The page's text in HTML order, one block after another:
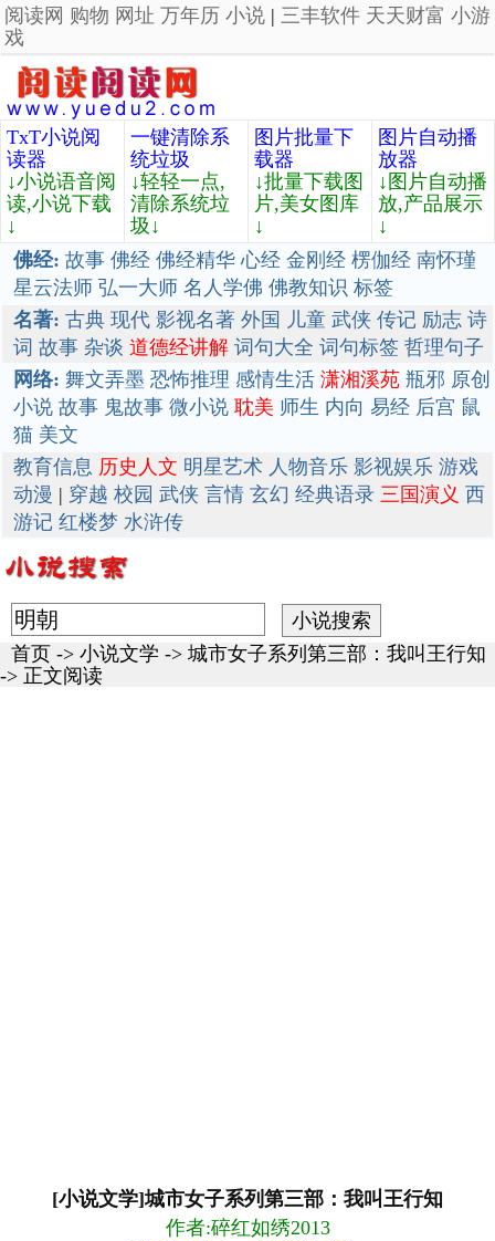
阅读网 购物 网址 万年历 小说 | 三丰软件 天天财富 小游
戏
TxT小说阅
读器
↓小说语音阅
读,小说下载
↓
一键清除系
统垃圾
↓轻轻一点,
清除系统垃
圾↓
图片批量下
载器
↓批量下载图
片,美女图库
↓
图片自动播
放器
↓图片自动播
放,产品展示
↓
佛经: 故事 佛经 佛经精华 心经 金刚经 楞伽经 南怀瑾
星云法师 弘一大师 名人学佛 佛教知识 标签
名著: 古典 现代 影视名著 外国 儿童 武侠 传记 励志 诗
词 故事 杂谈 道德经讲解 词句大全 词句标签 哲理句子
网络: 舞文弄墨 恐怖推理 感情生活 潇湘溪苑 瓶邪 原创
小说 故事 鬼故事 微小说 耽美 师生 内向 易经 后宫 鼠
猫 美文
教育信息 历史人文 明星艺术 人物音乐 影视娱乐 游戏
动漫 | 穿越 校园 武侠 言情 玄幻 经典语录 三国演义 西
游记 红楼梦 水浒传
首页 -> 小说文学 -> 城市女子系列第三部：我叫王行知
-> 正文阅读
[小说文学]城市女子系列第三部：我叫王行知
作者:碎红如绣2013